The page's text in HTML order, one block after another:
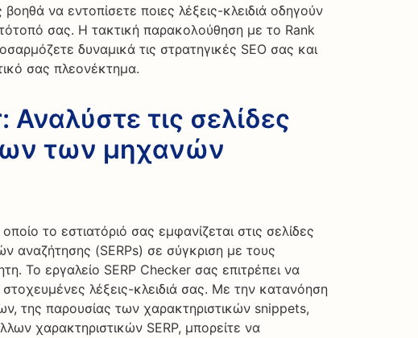
να εντοπίσετε ποιες λέξεις-κλειδιά οδηγούν
σας. Η τακτική παρακολούθηση με το Rank
δυναμικά τις στρατηγικές SEO σας και
σας πλεονέκτημα.
Αναλύστε τις σελίδες
των μηχανών
το εστιατόριό σας εμφανίζεται στις σελίδες
αναζήτησης (SERPs) σε σύγκριση με τους
Το εργαλείο SERP Checker σας επιτρέπει να
στοχευμένες λέξεις-κλειδιά σας. Με την κατανόηση
της παρουσίας των χαρακτηριστικών snippets,
χαρακτηριστικών SERP, μπορείτε να